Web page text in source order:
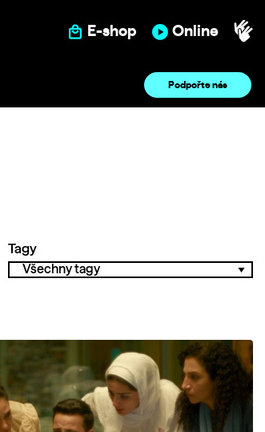
E-shop Online
Podpořte nás
Tagy